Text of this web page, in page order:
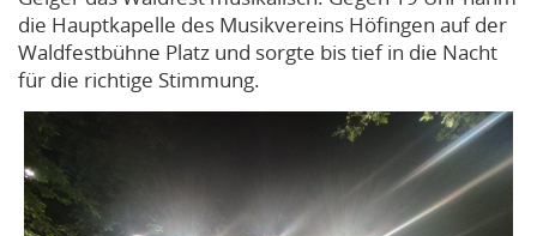
die Hauptkapelle des Musikvereins Höfingen auf der
Waldfestbühne Platz und sorgte bis tief in die Nacht
für die richtige Stimmung.